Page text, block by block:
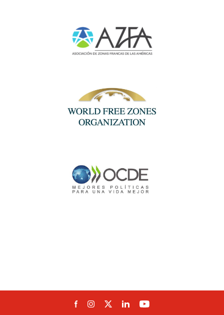
Síguenos en Facebook
Síguenos en Instagram
Síguenos en Twitter
Síguenos en Linkedin
Síguenos en